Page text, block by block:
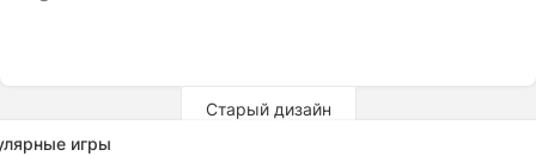
Старый дизайн
игры